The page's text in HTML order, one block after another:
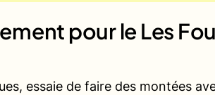
pour le Les
essaie de faire des montées